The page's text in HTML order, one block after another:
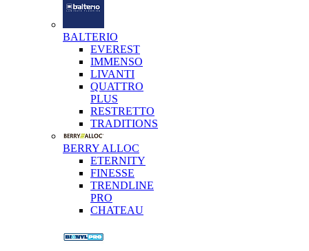
BALTERIO
EVEREST
IMMENSO
LIVANTI
QUATTRO
PLUS
RESTRETTO
TRADITIONS
BERRY ALLOC
ETERNITY
FINESSE
TRENDLINE
PRO
CHATEAU